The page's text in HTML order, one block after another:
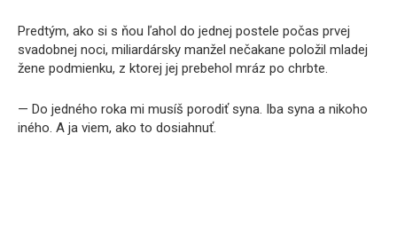
Predtým, ako si s ňou ľahol do jednej postele počas prvej
svadobnej noci, miliardársky manžel nečakane položil mladej
žene podmienku, z ktorej jej prebehol mráz po chrbte.
— Do jedného roka mi musíš porodiť syna. Iba syna a nikoho
iného. A ja viem, ako to dosiahnuť.